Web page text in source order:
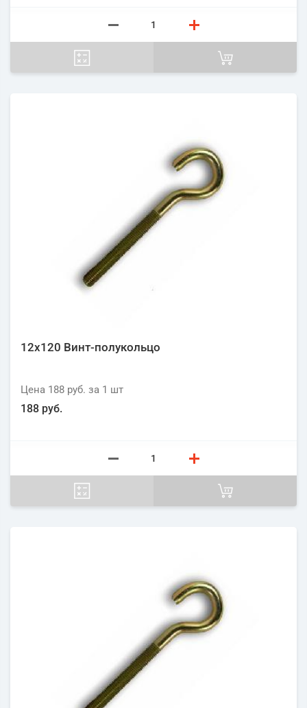
12х120 Винт-полукольцо
Цена 188 руб. за 1 шт
188 руб.